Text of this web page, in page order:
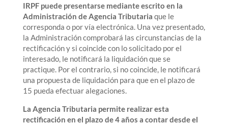
IRPF puede presentarse mediante escrito en la
Administración de Agencia Tributaria que le
corresponda o por vía electrónica. Una vez presentado,
la Administración comprobará las circunstancias de la
rectificación y si coincide con lo solicitado por el
interesado, le notificará la liquidación que se
practique. Por el contrario, si no coincide, le notificará
una propuesta de liquidación para que en el plazo de
15 pueda efectuar alegaciones.
La Agencia Tributaria permite realizar esta
rectificación en el plazo de 4 años a contar desde el